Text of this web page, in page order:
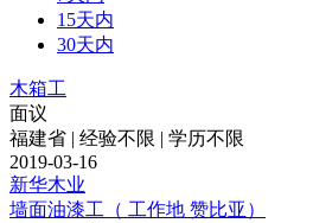
15天内
30天内
木箱工
面议
福建省 | 经验不限 | 学历不限
2019-03-16
新华木业
墙面油漆工（ 工作地 赞比亚）